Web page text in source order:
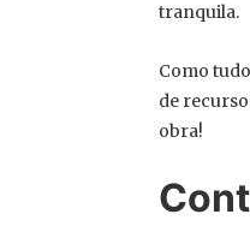
tranquila.
Como
de
obra!